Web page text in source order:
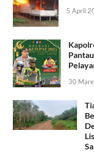
5 April
30